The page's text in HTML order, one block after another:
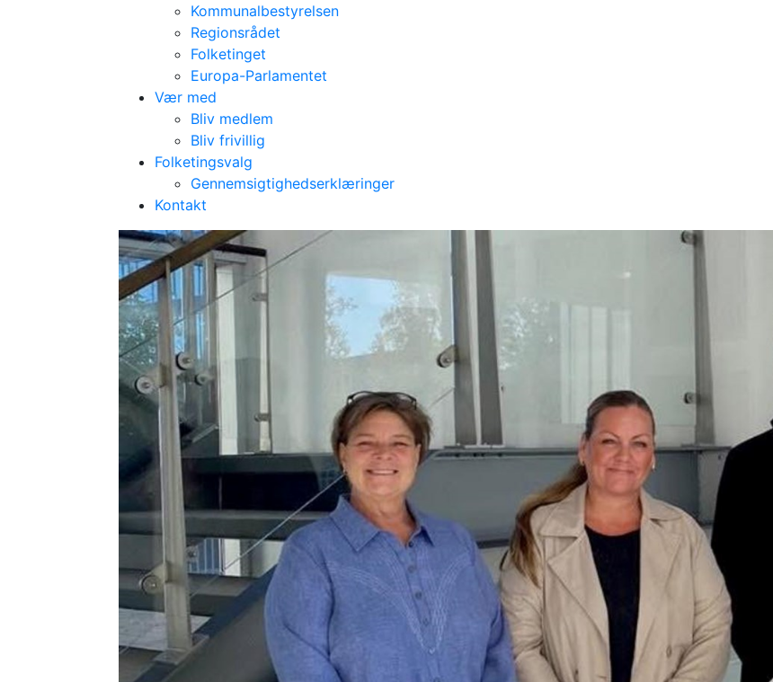
Kommunalbestyrelsen
Regionsrådet
Folketinget
Europa-Parlamentet
Vær med
Bliv medlem
Bliv frivillig
Folketingsvalg
Gennemsigtighedserklæringer
Kontakt
Vandtårnsvej plejehjem og dagcenter